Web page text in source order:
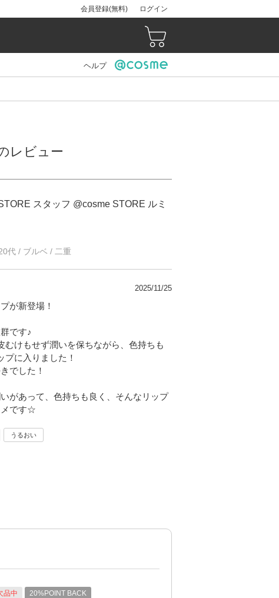
会員登録(無料) ログイン
ヘルプ
レビュー
スタッフ @cosme STORE ルミ
代 / ブルベ / 二重
2025/11/25
が新登場！
です♪
むけもせず潤いを保ちながら、色持ちも
プに入りました！
でした！
があって、色持ちも良く、そんなリップ
メです☆
うるおい
品中 20%POINT BACK